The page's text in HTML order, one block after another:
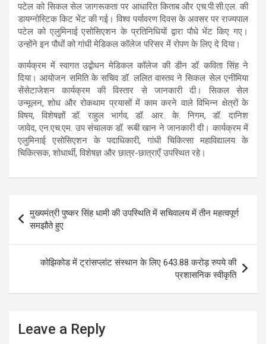
पटेल को सिकल सेल जागरूकता पर आधारित किताब और एच.पी.सी.एल. की
डायग्नोस्टिक किट भेंट की गई। विश्व पर्यावरण दिवस के अवसर पर राज्यपाल
पटेल को एलुमिनाई एसोसिएशन के प्रतिनिधियों द्वारा पौधे भेंट किए गए।
उन्होंने इन पौधों को गांधी मेडिकल कॉलेज परिसर में रोपण के लिए दे दिया।
कार्यक्रम में स्वागत उद्बोधन मेडिकल कॉलेज की डीन डॉ. कविता सिंह ने
दिया। आयोजन समिति के सचिव डॉ. ललित वास्तव ने सिकल सेल एनीमिया
सेंसेटाजेशन कार्यक्रम की विस्तार से जानकारी दी। सिकल सेल
उन्मूलन, शोध और रोकथाम प्रयासों में काम करने वाले विभिन्न क्षेत्रों के
विषय, विशेषज्ञों डॉ. राहुल भार्गव, डॉ. आर. के. निगम, डॉ. दानिश
जावेद, एन.एच.एम. उप संचालक डॉ. रूबी खान ने जानकारी दी। कार्यक्रम में
एलुमिनाई एसोसिएशन के पदाधिकारी, गांधी चिकित्सा महाविद्यालय के
चिकित्सक, शोधार्थी, विशेषज्ञ और छात्र-छात्राएँ उपस्थित रहे।
navigation
मुख्यमंत्री पुष्कर सिंह धामी की उपस्थिति में सचिवालय में तीन महत्वपूर्ण
समझौते हुए
कोझिकोड में ट्रांसप्लांट संस्थान के लिए 643.88 करोड़ रुपये की
प्रशासनिक स्वीकृति
Leave a Reply